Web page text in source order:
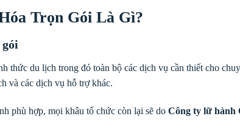
Trọn Gói Là Gì?
thức du lịch trong đó toàn bộ các dịch vụ cần thiết cho
và các dịch vụ hỗ trợ khác.
phù hợp, mọi khâu tổ chức còn lại sẽ do Công ty lữ hành